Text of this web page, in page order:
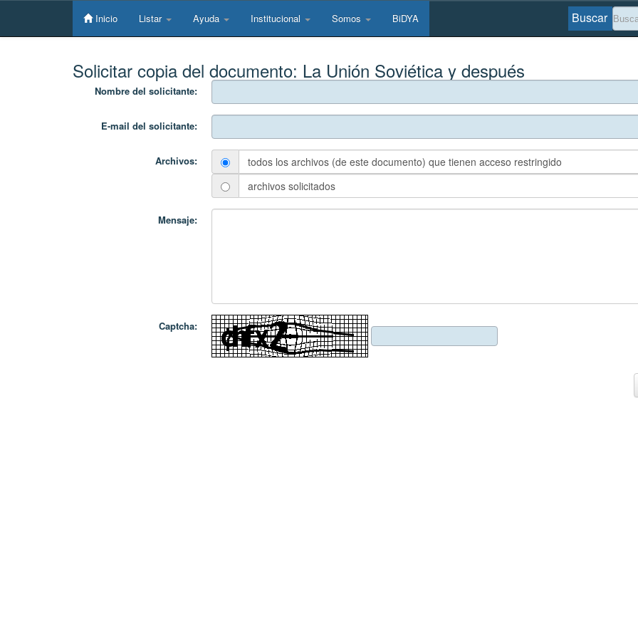
Skip
Inicio Listar Ayuda Institucional Somos BiDYA Buscar
Solicitar copia del documento: La Unión Soviética y después
Nombre del solicitante:
E-mail del solicitante:
Archivos:
todos los archivos (de este documento) que tienen acceso restringido
archivos solicitados
Mensaje:
Captcha: